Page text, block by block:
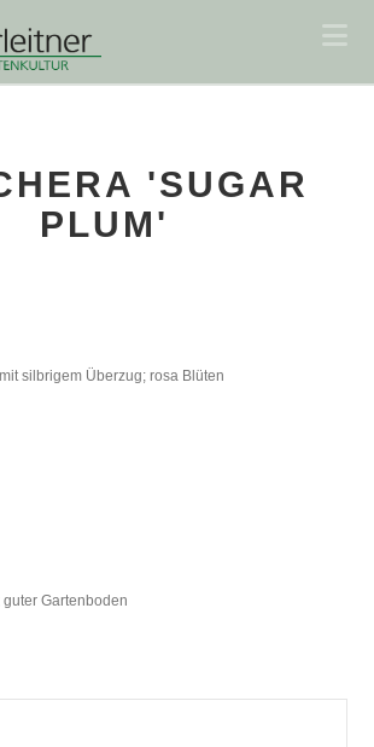
'SUGAR
PLUM'
silbrigem Überzug; rosa Blüten
Gartenboden